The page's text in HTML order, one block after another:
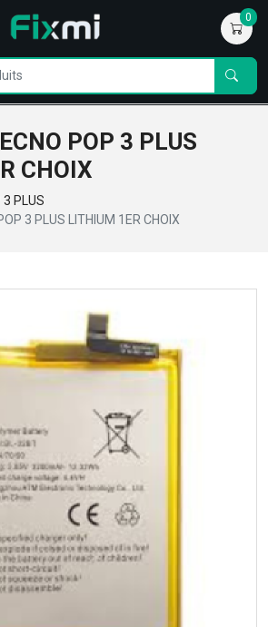
0
POP 3 PLUS
CHOIX
3 PLUS
3 PLUS LITHIUM 1ER CHOIX